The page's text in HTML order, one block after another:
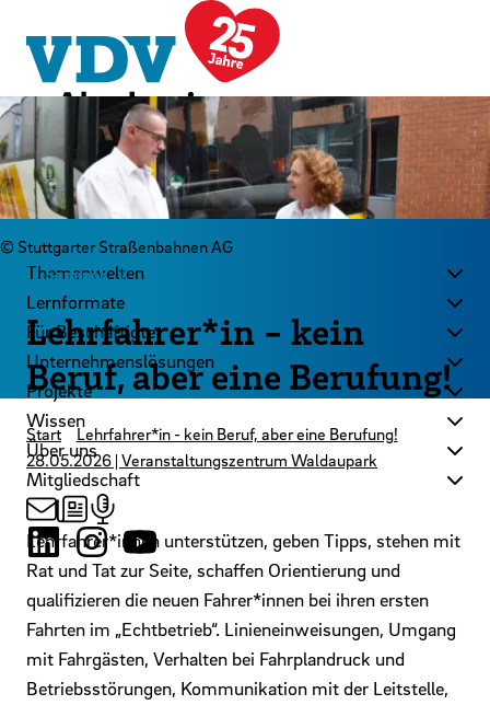
Zum Hauptinhalt der Seite springen
Zur Startseite navigieren
Themenwelten
Lernformate
Für Beschäftigte
Unternehmenslösungen
Projekte
Wissen
Über uns
Mitgliedschaft
© Stuttgarter Straßenbahnen AG
Seminar
Lehrfahrer*in - kein
Beruf, aber eine Berufung!
Start
Lehrfahrer*in - kein Beruf, aber eine Berufung!
28.05.2026 | Veranstaltungszentrum Waldaupark
Lehrfahrer*innen unterstützen, geben Tipps, stehen mit
Rat und Tat zur Seite, schaffen Orientierung und
qualifizieren die neuen Fahrer*innen bei ihren ersten
Fahrten im „Echtbetrieb“. Linieneinweisungen, Umgang
mit Fahrgästen, Verhalten bei Fahrplandruck und
Betriebsstörungen, Kommunikation mit der Leitstelle,